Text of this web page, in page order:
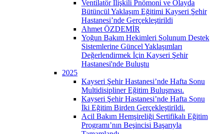
Ventilatör İlişkili Pnömoni ve Olayda
Bütüncül Yaklaşım Eğitimi Kayseri Şehir
Hastanesi’nde Gerçekleştirildi
Ahmet ÖZDEMİR
Yoğun Bakım Hekimleri Solunum Destek
Sistemlerine Güncel Yaklaşımları
Değerlendirmek İçin Kayseri Şehir
Hastanesi'nde Buluştu
2025
Kayseri Şehir Hastanesi’nde Hafta Sonu
Multidisipliner Eğitim Buluşması.
Kayseri Şehir Hastanesi’nde Hafta Sonu
İki Eğitim Birden Gerçekleştirildi.
Acil Bakım Hemşireliği Sertifikalı Eğitim
Programı’nın Beşincisi Başarıyla